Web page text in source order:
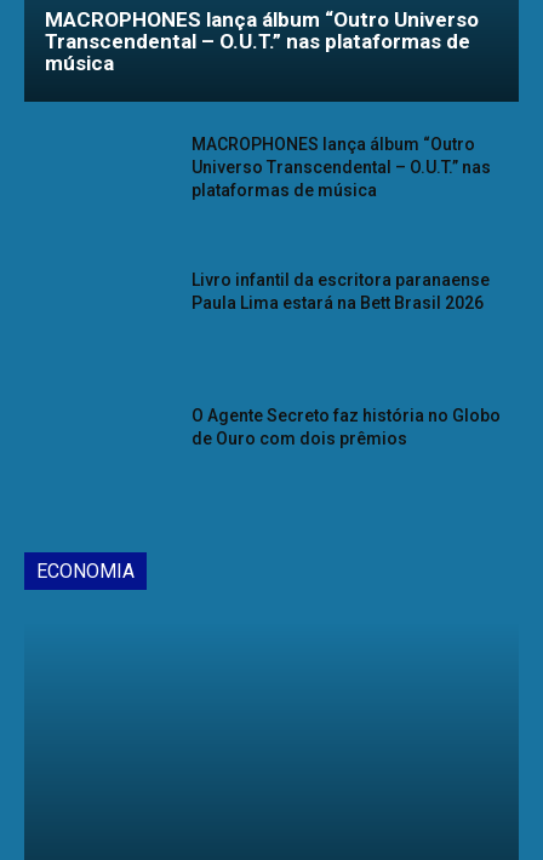
MACROPHONES lança álbum “Outro Universo
Transcendental – O.U.T.” nas plataformas de
música
MACROPHONES lança álbum “Outro
Universo Transcendental – O.U.T.” nas
plataformas de música
Livro infantil da escritora paranaense
Paula Lima estará na Bett Brasil 2026
O Agente Secreto faz história no Globo
de Ouro com dois prêmios
ECONOMIA